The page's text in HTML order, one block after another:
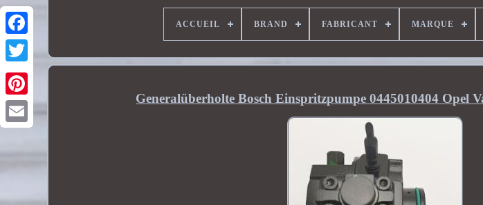
ACCUEIL BRAND FABRICANT MARQUE
Generalüberholte Bosch Einspritzpumpe 0445010404 Opel